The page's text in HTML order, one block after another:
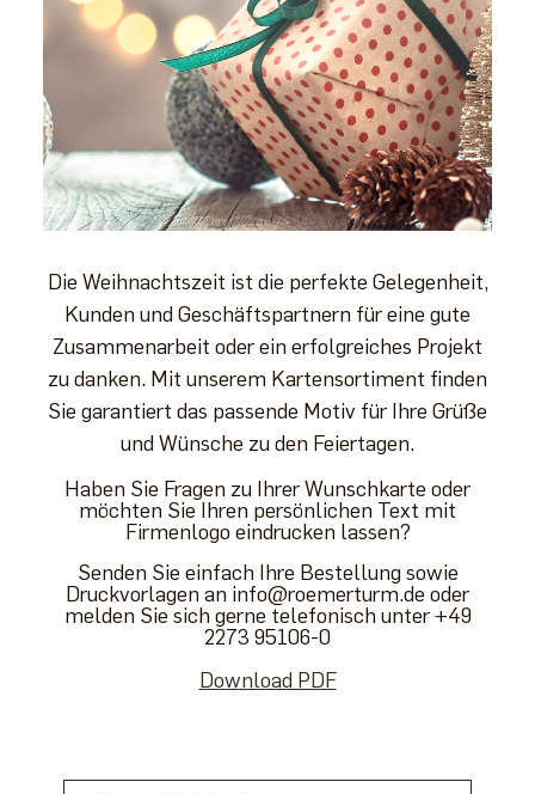
Die Weihnachtszeit ist die perfekte Gelegenheit,
Kunden und Geschäftspartnern für eine gute
Zusammenarbeit oder ein erfolgreiches Projekt
zu danken. Mit unserem Kartensortiment finden
Sie garantiert das passende Motiv für Ihre Grüße
und Wünsche zu den Feiertagen.
Haben Sie Fragen zu Ihrer Wunschkarte oder
möchten Sie Ihren persönlichen Text mit
Firmenlogo eindrucken lassen?
Senden Sie einfach Ihre Bestellung sowie
Druckvorlagen an info@roemerturm.de oder
melden Sie sich gerne telefonisch unter +49
2273 95106-0
Download PDF